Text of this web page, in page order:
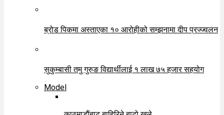
ब्रोड पिकमा अस्ताएका १० आरोहीको सम्झनामा दीप प्रज्ज्वलन
सुकुम्बासी तमु गुरुङ विद्यार्थीलाई १ लाख ७५ हजार सहयोग
Model